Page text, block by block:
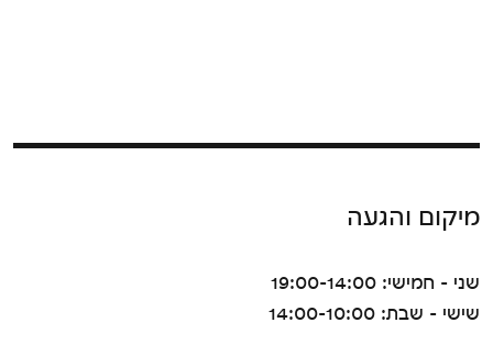
מיקום והגעה
שני - חמישי: 19:00-14:00
שישי - שבת: 14:00-10:00